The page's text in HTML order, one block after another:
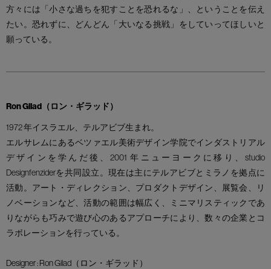
方々には「小さな過ちを犯すことを恐れるな」、ということを伝え
たい。恐れずに、どんどん「大いなる挑戦」をしていってほしいと
願っている。
Ron Gilad（ロン・ギラッド）
1972 年イスラエル、テルアビブ生まれ。
エルサレムにあるベツァエル美術デザイン学院でインダストリアル
デザインを学んだ後、2001 年ニューヨークに移り、studio
Designfenziderを共同設立。現在は主にテルアビブとミラノを拠点に
活動。アート・ディレクション、プロダクトデザイン、展覧会、リ
ノベーションなど、活動の範囲は幅広く、ミニマリスティックであ
りながらも巧みで遊び心のあるアプローチにより、数々の企業とコ
ラボレーションを行っている。
Designer : Ron Gilad（ロン・ギラッド）